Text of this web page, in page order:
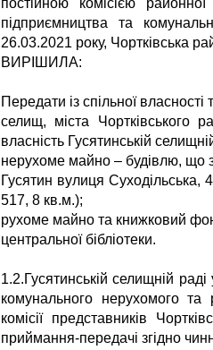
підприємництва та
26.03.2021 року, Чортківська
ВИРІШИЛА:
Передати із спільної
селищ, міста Чортківського
власність Гусятинській
нерухоме майно – будівлю, що
Гусятин вулиця Суходільська,
517, 8 кв.м.);
рухоме майно та книжковий
центральної бібліотеки.
1.2.Гусятинській селищній
комунального нерухомого
комісії представників
приймання-передачі згідно